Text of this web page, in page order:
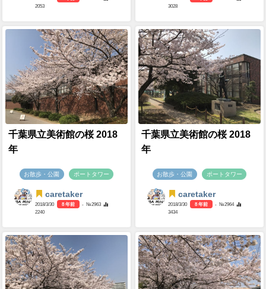
2053
3028
千葉県立美術館の桜 2018
年
お散歩・公園 ポートタワー
caretaker
2018/3/30 8 年前
- №2963
2240
千葉県立美術館の桜 2018
年
お散歩・公園 ポートタワー
caretaker
2018/3/30 8 年前
- №2964
3434